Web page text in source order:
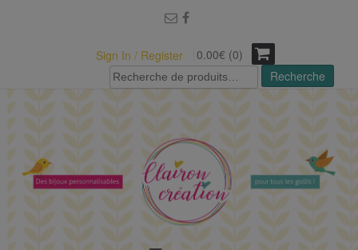
Sign In / Register
0.00€ (0)
Recherche
pour :
Recherche